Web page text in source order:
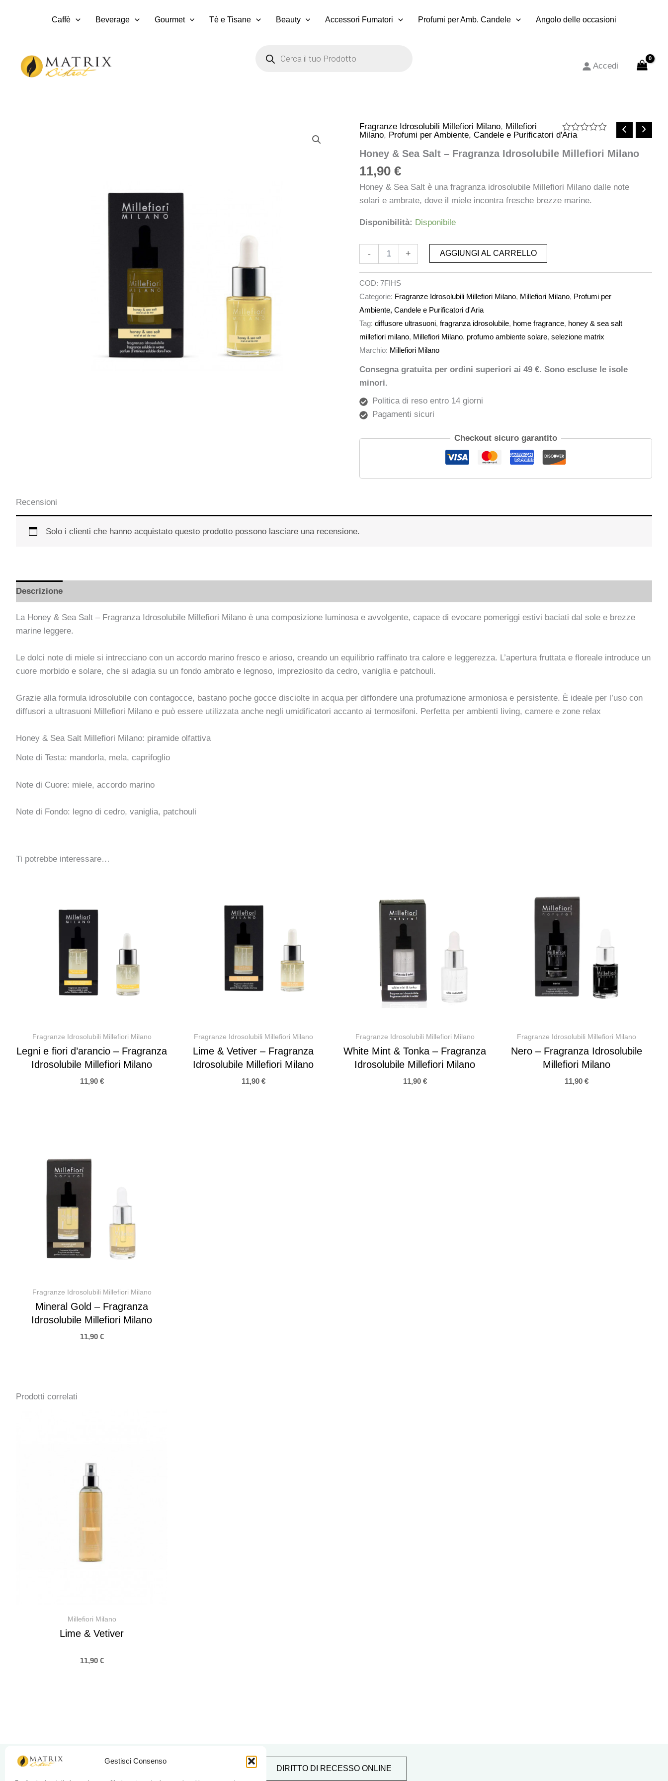
Gestisci Consenso
Caffè Beverage Gourmet Tè e Tisane Beauty Accessori Fumatori Profumi per Amb. Candele Angolo delle occasioni
search
Accedi
Valutato
su
Fragranze Idrosolubili Millefiori Milano, Millefiori
Milano, Profumi per Ambiente, Candele e Purificatori d'Aria
Honey & Sea Salt – Fragranza Idrosolubile Millefiori Milano
11,90€
Honey & Sea Salt è una fragranza idrosolubile Millefiori Milano dalle note
solari e ambrate, dove il miele incontra fresche brezze marine.
Disponibilità: Disponibile
-
Honey
&
Salt
–
Fragranza
Idrosolubile
Millefiori
+ AGGIUNGI AL CARRELLO
COD:7FIHS
Categorie: Fragranze Idrosolubili Millefiori Milano, Millefiori Milano, Profumi per
Ambiente, Candele e Purificatori d'Aria
Tag:diffusore ultrasuoni,fragranza idrosolubile, home fragrance, honey & sea salt
millefiori milano, Millefiori Milano, profumo ambiente solare,selezione matrix
Marchio: Millefiori Milano
Consegna gratuita per ordini superiori ai 49 €. Sono escluse le isole
minori.
Politica di reso entro 14 giorni
Pagamenti sicuri
Checkout sicuro garantito
Recensioni
Solo i clienti che hanno acquistato questo prodotto possono lasciare una recensione.
Descrizione
La Honey & Sea Salt – Fragranza Idrosolubile Millefiori Milano è una composizione luminosa e avvolgente, capace di evocare pomeriggi estivi baciati dal sole e brezze
marine leggere.
Le dolci note di miele si intrecciano con un accordo marino fresco e arioso, creando un equilibrio raffinato tra calore e leggerezza. L’apertura fruttata e floreale introduce un
cuore morbido e solare, che si adagia su un fondo ambrato e legnoso, impreziosito da cedro, vaniglia e patchouli.
Grazie alla formula idrosolubile con contagocce, bastano poche gocce disciolte in acqua per diffondere una profumazione armoniosa e persistente. È ideale per l’uso con
diffusori a ultrasuoni Millefiori Milano e può essere utilizzata anche negli umidificatori accanto ai termosifoni. Perfetta per ambienti living, camere e zone relax
Honey & Sea Salt Millefiori Milano: piramide olfattiva
Note di Testa: mandorla, mela, caprifoglio
Note di Cuore: miele, accordo marino
Note di Fondo: legno di cedro, vaniglia, patchouli
Ti potrebbe interessare…
Fragranze Idrosolubili Millefiori Milano
Legni e fiori d’arancio – Fragranza
Idrosolubile Millefiori Milano
11,90 €
Fragranze Idrosolubili Millefiori Milano
Lime & Vetiver – Fragranza
Idrosolubile Millefiori Milano
11,90 €
Fragranze Idrosolubili Millefiori Milano
White Mint & Tonka – Fragranza
Idrosolubile Millefiori Milano
11,90 €
Fragranze Idrosolubili Millefiori Milano
Nero – Fragranza Idrosolubile
Millefiori Milano
11,90 €
Fragranze Idrosolubili Millefiori Milano
Mineral Gold – Fragranza
Idrosolubile Millefiori Milano
11,90 €
Prodotti correlati
Millefiori Milano
Lime & Vetiver
11,90 €
DIRITTO DI RECESSO ONLINE
Fragranza
Millefiori